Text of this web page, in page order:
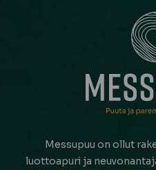
Messupuu on ollut
luottoapuri ja